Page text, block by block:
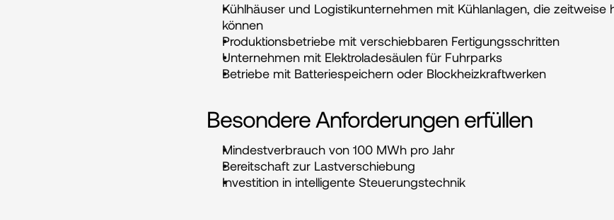
Kühlhäuser und Logistikunternehmen mit Kühlanlagen, die
können
Produktionsbetriebe mit verschiebbaren Fertigungsschritten
Unternehmen mit Elektroladesäulen für Fuhrparks
Betriebe mit Batteriespeichern oder Blockheizkraftwerken
Besondere Anforderungen erfüllen
Mindestverbrauch von 100 MWh pro Jahr
Bereitschaft zur Lastverschiebung
Investition in intelligente Steuerungstechnik